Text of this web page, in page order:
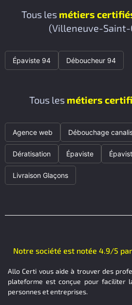
Tous les métiers
(Villeneuve-Saint-
Épaviste 94 Déboucheur 94
Tous les métiers
Agence web Débouchage
Dératisation Épaviste
Livraison Glaçons
Notre société est notée 4.9/5
Allo Certi vous aide à trouver des
plateforme est conçue pour faciliter
personnes et entreprises.